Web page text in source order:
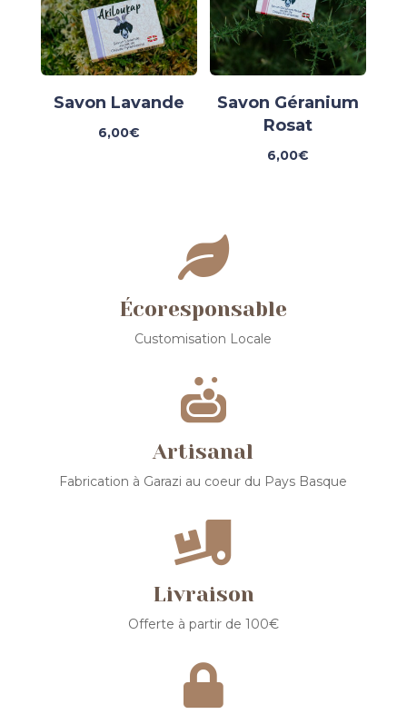
Savon Lavande
6,00€
Savon Géranium
Rosat
6,00€

Écoresponsable
Customisation Locale

Artisanal
Fabrication à Garazi au coeur du Pays Basque

Livraison
Offerte à partir de 100€
